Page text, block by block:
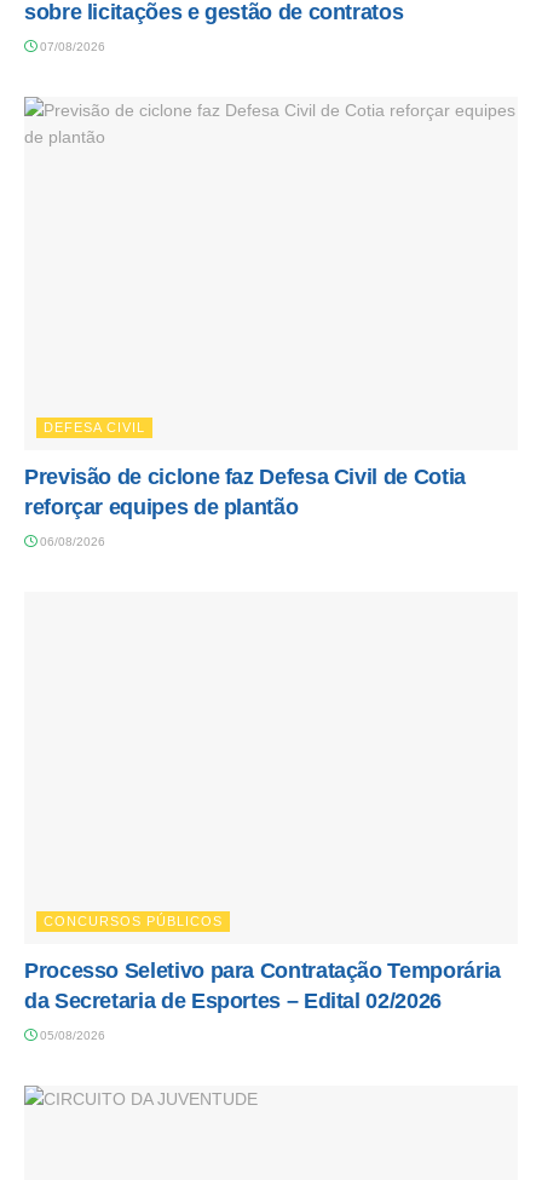
sobre licitações e gestão de contratos
07/08/2026
DEFESA CIVIL
Previsão de ciclone faz Defesa Civil de Cotia
reforçar equipes de plantão
06/08/2026
CONCURSOS PÚBLICOS
Processo Seletivo para Contratação Temporária
da Secretaria de Esportes – Edital 02/2026
05/08/2026